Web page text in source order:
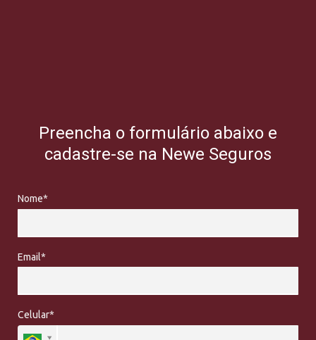
Preencha o formulário abaixo e
cadastre-se na Newe Seguros
Nome*
Email*
Celular*